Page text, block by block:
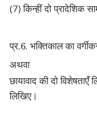
(7)किन्हीं दो प्रादेशिक
प्र.6. भक्तिकाल का
अथवा
छायावाद की दो विशेषताएँ
लिखिए।